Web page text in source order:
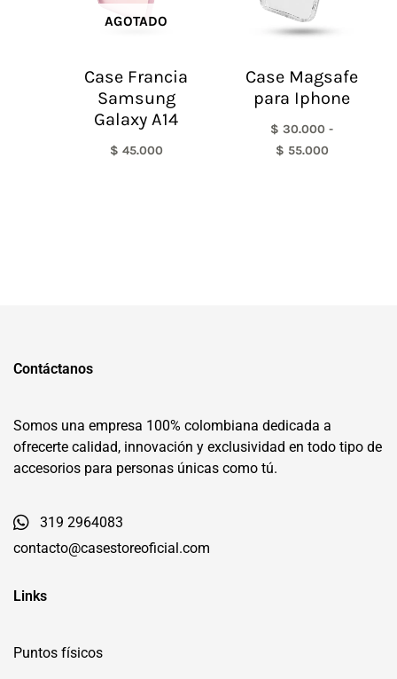
AGOTADO
Case Francia
Samsung
Galaxy A14
$ 45.000
Case Magsafe
para Iphone
$ 30.000 -
$ 55.000
Contáctanos
Somos una empresa 100% colombiana dedicada a
ofrecerte calidad, innovación y exclusividad en todo tipo de
accesorios para personas únicas como tú.
319 2964083
contacto@casestoreoficial.com
Links
Puntos físicos